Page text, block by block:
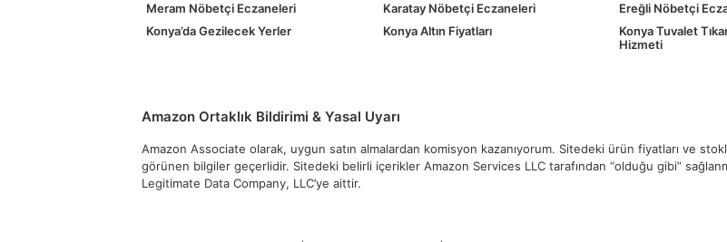
Meram Nöbetçi Eczaneleri
Karatay Nöbetçi Eczaneleri Ereğli Nöbetçi
Konya’da Gezilecek Yerler
Konya Altın Fiyatları
Konya Tuvalet
Hizmeti
Amazon Ortaklık Bildirimi & Yasal Uyarı
Amazon Associate olarak, uygun satın almalardan komisyon kazanıyorum. Sitedeki ürün fiyatları ve
görünen bilgiler geçerlidir. Sitedeki belirli içerikler Amazon Services LLC tarafından “olduğu gibi”
Legitimate Data Company, LLC’ye aittir.